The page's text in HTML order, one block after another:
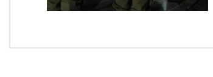
fiscalizaciones